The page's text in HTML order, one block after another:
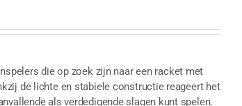
die op zoek zijn naar een racket met
de lichte en stabiele constructie reageert het
als verdedigende slagen kunt spelen.